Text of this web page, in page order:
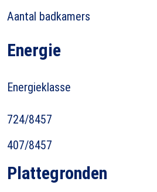
Aantal badkamers
Energie
Energieklasse
724/8457
407/8457
Plattegronden